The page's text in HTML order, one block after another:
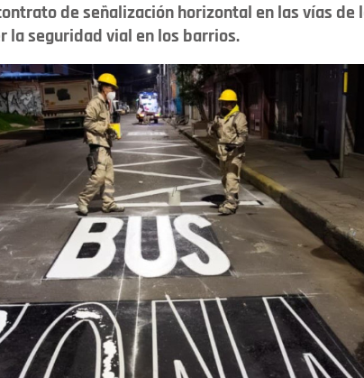
de señalización horizontal en las vías de
la seguridad vial en los barrios.